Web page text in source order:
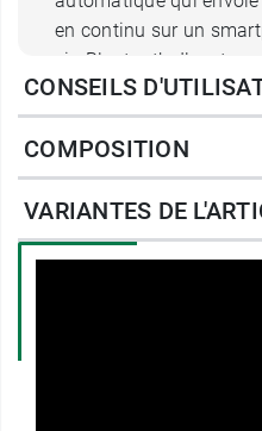
en continu sur un
via Bluetooth. Il reste
qui évite d'avoir à se
plusieurs fois par jour.
Le patch adhésif
capteur Decom One et
disponible en
CONSEILS
COMPOSITION
VARIANTES DE